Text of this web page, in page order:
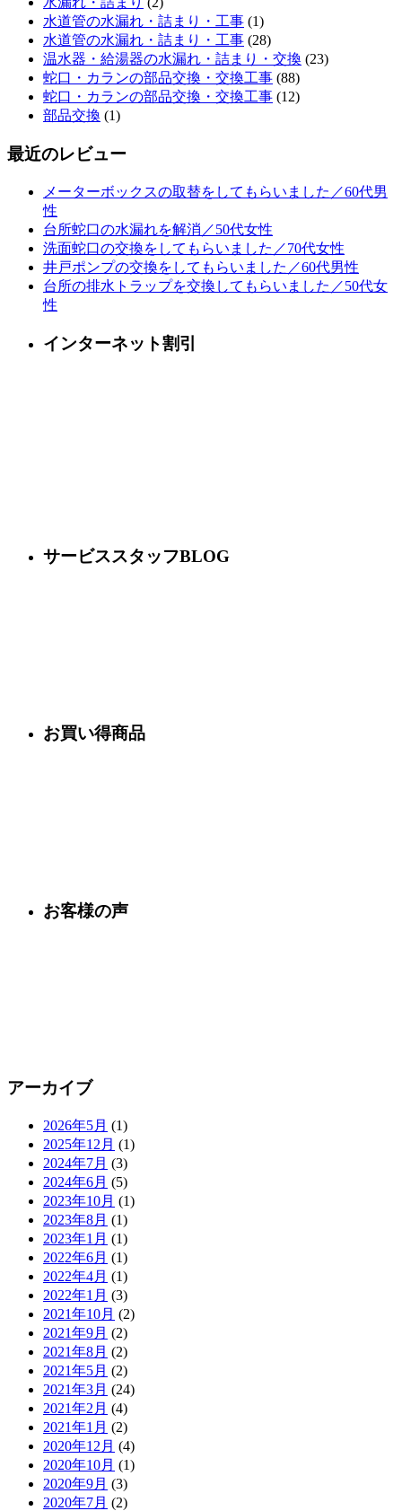
水道管の水漏れ・詰まり・工事 (1)
水道管の水漏れ・詰まり・工事 (28)
温水器・給湯器の水漏れ・詰まり・交換 (23)
蛇口・カランの部品交換・交換工事 (88)
蛇口・カランの部品交換・交換工事 (12)
部品交換 (1)
最近のレビュー
メーターボックスの取替をしてもらいました／60代男
性
台所蛇口の水漏れを解消／50代女性
洗面蛇口の交換をしてもらいました／70代女性
井戸ポンプの交換をしてもらいました／60代男性
台所の排水トラップを交換してもらいました／50代女
性
インターネット割引
サービススタッフBLOG
お買い得商品
お客様の声
アーカイブ
2026年5月 (1)
2025年12月 (1)
2024年7月 (3)
2024年6月 (5)
2023年10月 (1)
2023年8月 (1)
2023年1月 (1)
2022年6月 (1)
2022年4月 (1)
2022年1月 (3)
2021年10月 (2)
2021年9月 (2)
2021年8月 (2)
2021年5月 (2)
2021年3月 (24)
2021年2月 (4)
2021年1月 (2)
2020年12月 (4)
2020年10月 (1)
2020年9月 (3)
2020年7月 (2)